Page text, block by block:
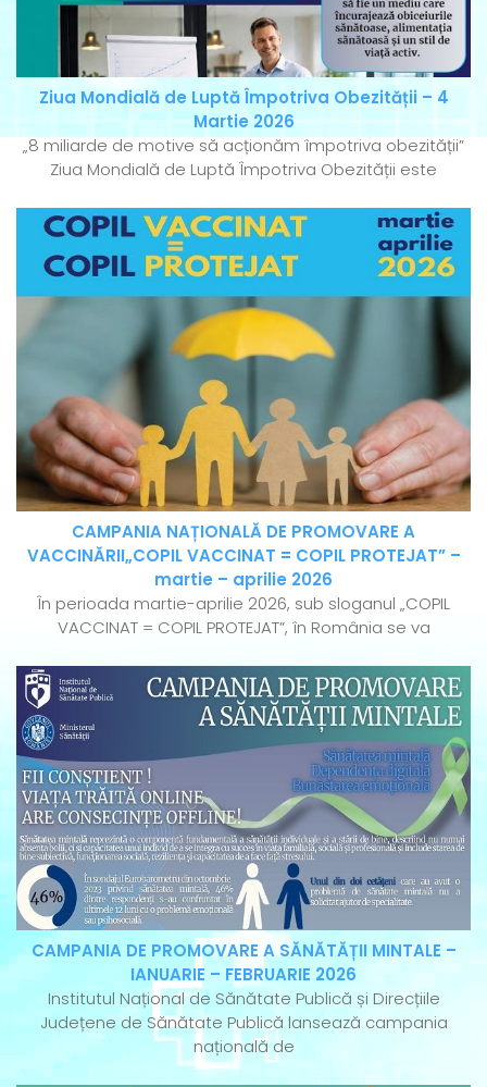
Ziua Mondială de Luptă Împotriva Obezității – 4
Martie 2026
„8 miliarde de motive să acționăm împotriva obezității”
Ziua Mondială de Luptă Împotriva Obezității este
CAMPANIA NAȚIONALĂ DE PROMOVARE A
VACCINĂRII„COPIL VACCINAT = COPIL PROTEJAT” –
martie – aprilie 2026
În perioada martie-aprilie 2026, sub sloganul „COPIL
VACCINAT = COPIL PROTEJAT”, în România se va
CAMPANIA DE PROMOVARE A SĂNĂTĂȚII MINTALE –
IANUARIE – FEBRUARIE 2026
Institutul Național de Sănătate Publică și Direcțiile
Județene de Sănătate Publică lansează campania
națională de